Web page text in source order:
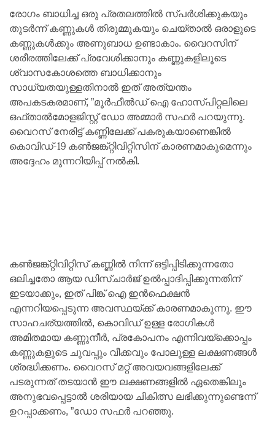
രോഗം ബാധിച്ച ഒരു പ്രതലത്തിൽ സ്പർശിക്കുകയും
തുടർന്ന് കണ്ണുകൾ തിരുമ്മുകയും ചെയ്താൽ ഒരാളുടെ
കണ്ണുകൾക്കും അണുബാധ ഉണ്ടാകാം. വൈറസിന്
ശരീരത്തിലേക്ക് പ്രവേശിക്കാനും കണ്ണുകളിലൂടെ
ശ്വാസകോശത്തെ ബാധിക്കാനും
സാധ്യതയുള്ളതിനാൽ ഇത് അത്യന്തം
അപകടകരമാണ്, ”മൂർഫീൽഡ് ഐ ഹോസ്പിറ്റലിലെ
ഒഫ്താൽമോളജിസ്റ്റ് ഡോ അമ്മാർ സഫർ പറയുന്നു.
വൈറസ് നേരിട്ട് കണ്ണിലേക്ക് പകരുകയാണെങ്കിൽ
കൊവിഡ്-19 കൺജങ്ക്റ്റിവിറ്റിസിന് കാരണമാകുമെന്നും
അദ്ദേഹം മുന്നറിയിപ്പ് നൽകി.
കൺജങ്ക്റ്റിവിറ്റിസ് കണ്ണിൽ നിന്ന് ഒട്ടിപ്പിടിക്കുന്നതോ
ഒലിച്ചതോ ആയ ഡിസ്ചാർജ് ഉൽപ്പാദിപ്പിക്കുന്നതിന്
ഇടയാക്കും, ഇത് പിങ്ക് ഐ ഇൻഫെക്ഷൻ
എന്നറിയപ്പെടുന്ന അവസ്ഥയ്ക്ക് കാരണമാകുന്നു. ഈ
സാഹചര്യത്തിൽ, കൊവിഡ് ഉള്ള രോഗികൾ
അമിതമായ കണ്ണുനീർ, പ്രകോപനം എന്നിവയ്‌ക്കൊപ്പം
കണ്ണുകളുടെ ചുവപ്പും വീക്കവും പോലുള്ള ലക്ഷണങ്ങൾ
ശ്രദ്ധിക്കണം. വൈറസ് മറ്റ് അവയവങ്ങളിലേക്ക്
പടരുന്നത് തടയാൻ ഈ ലക്ഷണങ്ങളിൽ ഏതെങ്കിലും
അനുഭവപ്പെട്ടാൽ ശരിയായ ചികിത്സ ലഭിക്കുന്നുണ്ടെന്ന്
ഉറപ്പാക്കണം, ”ഡോ സഫർ പറഞ്ഞു.